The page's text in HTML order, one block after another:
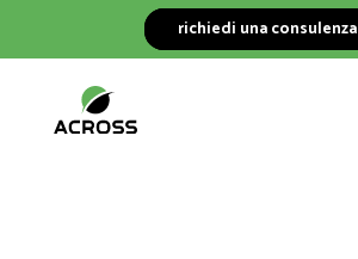
richiedi una consulenza